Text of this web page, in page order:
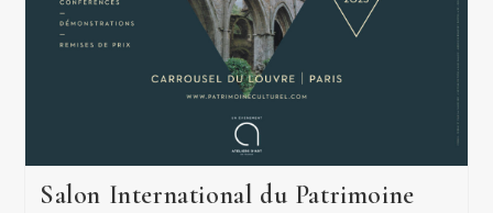
Salon International du Patrimoine